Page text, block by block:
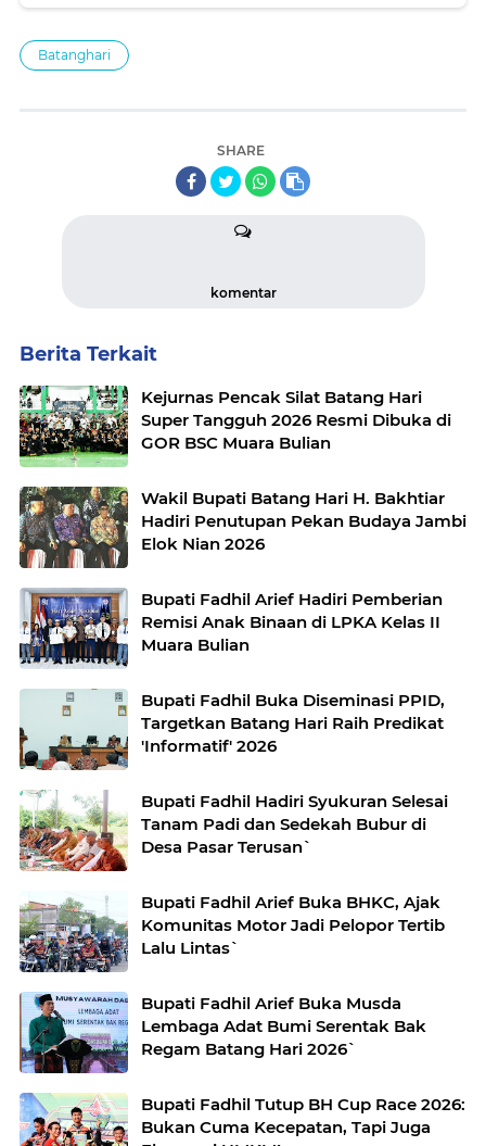
Batanghari
SHARE
komentar
Berita Terkait
Kejurnas Pencak Silat Batang Hari
Super Tangguh 2026 Resmi Dibuka di
GOR BSC Muara Bulian
Wakil Bupati Batang Hari H. Bakhtiar
Hadiri Penutupan Pekan Budaya Jambi
Elok Nian 2026
Bupati Fadhil Arief Hadiri Pemberian
Remisi Anak Binaan di LPKA Kelas II
Muara Bulian
Bupati Fadhil Buka Diseminasi PPID,
Targetkan Batang Hari Raih Predikat
'Informatif' 2026
Bupati Fadhil Hadiri Syukuran Selesai
Tanam Padi dan Sedekah Bubur di
Desa Pasar Terusan`
Bupati Fadhil Arief Buka BHKC, Ajak
Komunitas Motor Jadi Pelopor Tertib
Lalu Lintas`
Bupati Fadhil Arief Buka Musda
Lembaga Adat Bumi Serentak Bak
Regam Batang Hari 2026`
Bupati Fadhil Tutup BH Cup Race 2026:
Bukan Cuma Kecepatan, Tapi Juga